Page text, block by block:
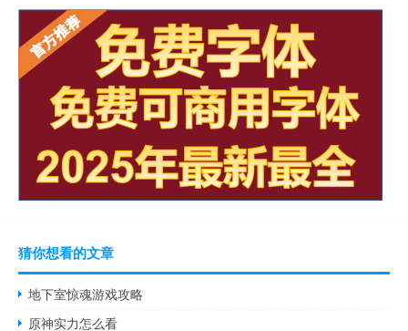
猜你想看的文章
地下室惊魂游戏攻略
原神实力怎么看